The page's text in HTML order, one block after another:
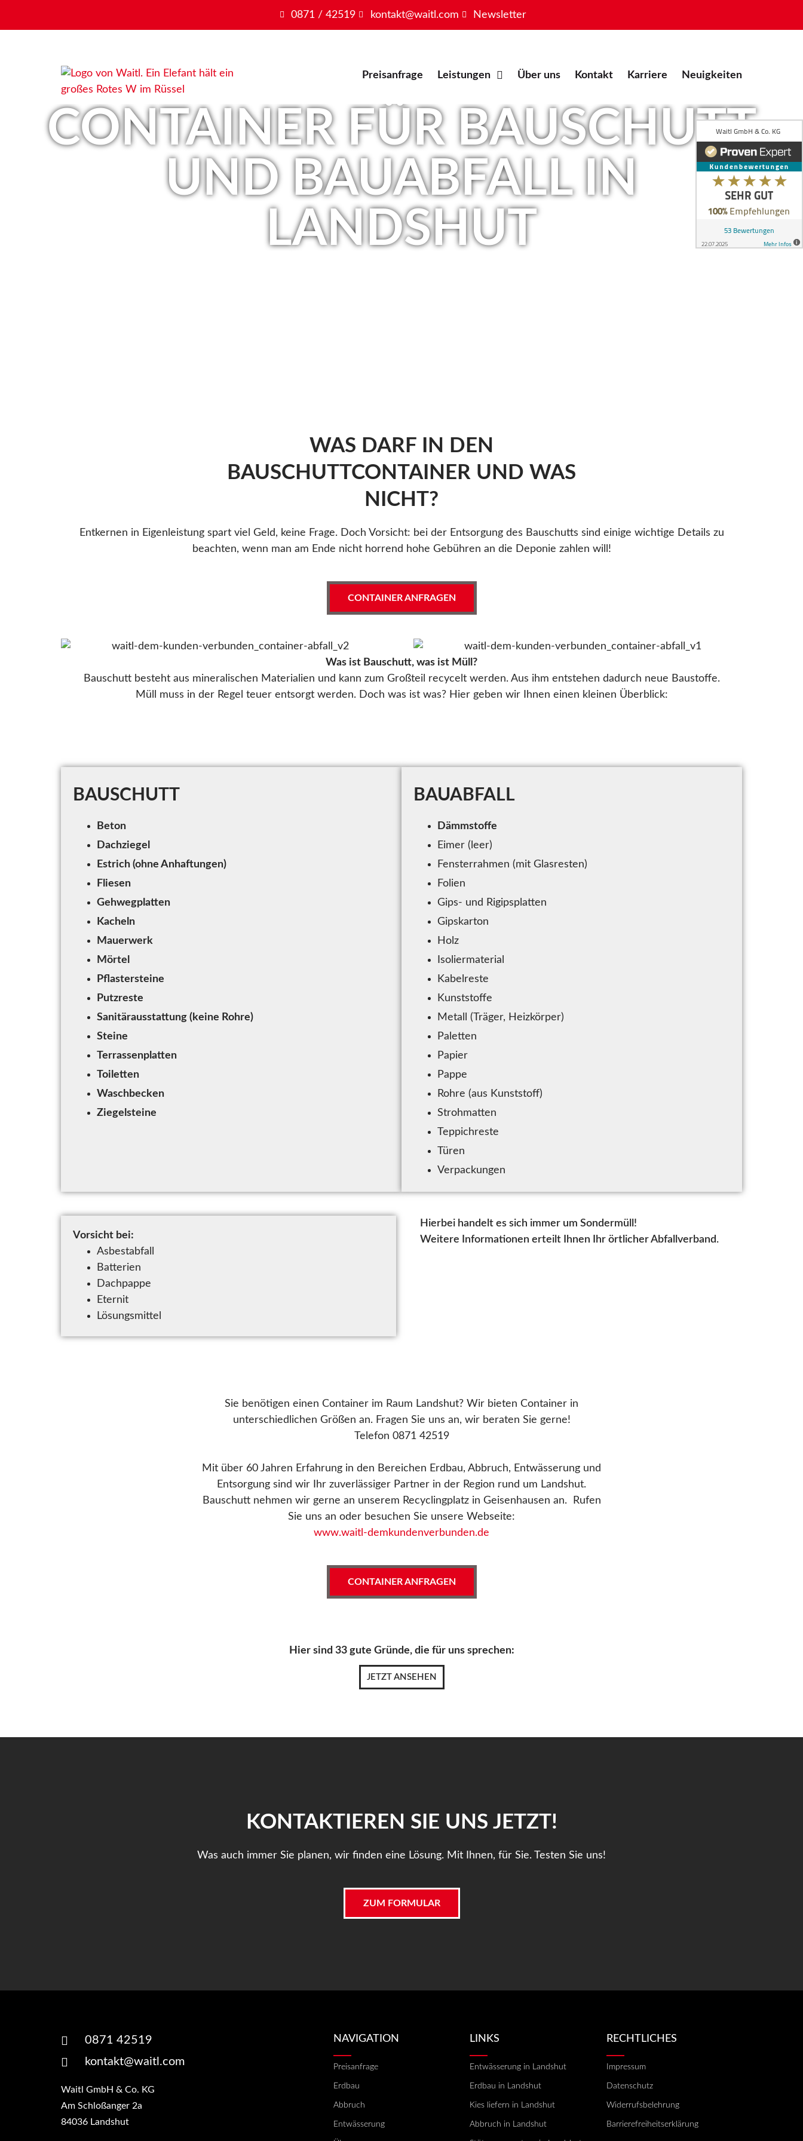
0871 / 42519 kontakt@waitl.com Newsletter
Preisanfrage Leistungen Über uns Kontakt Karriere Neuigkeiten
CONTAINER FÜR BAUSCHUTT
UND BAUABFALL IN
LANDSHUT
WAS DARF IN DEN
BAUSCHUTTCONTAINER UND WAS
NICHT?
Entkernen in Eigenleistung spart viel Geld, keine Frage. Doch Vorsicht: bei der Entsorgung des Bauschutts sind einige wichtige Details zu
beachten, wenn man am Ende nicht horrend hohe Gebühren an die Deponie zahlen will!
CONTAINER ANFRAGEN
Was ist Bauschutt, was ist Müll?
Bauschutt besteht aus mineralischen Materialien und kann zum Großteil recycelt werden. Aus ihm entstehen dadurch neue Baustoffe.
Müll muss in der Regel teuer entsorgt werden. Doch was ist was? Hier geben wir Ihnen einen kleinen Überblick:
BAUSCHUTT
Beton
Dachziegel
Estrich (ohne Anhaftungen)
Fliesen
Gehwegplatten
Kacheln
Mauerwerk
Mörtel
Pflastersteine
Putzreste
Sanitärausstattung (keine Rohre)
Steine
Terrassenplatten
Toiletten
Waschbecken
Ziegelsteine
BAUABFALL
Dämmstoffe
Eimer (leer)
Fensterrahmen (mit Glasresten)
Folien
Gips- und Rigipsplatten
Gipskarton
Holz
Isoliermaterial
Kabelreste
Kunststoffe
Metall (Träger, Heizkörper)
Paletten
Papier
Pappe
Rohre (aus Kunststoff)
Strohmatten
Teppichreste
Türen
Verpackungen
Vorsicht bei:
Asbestabfall
Batterien
Dachpappe
Eternit
Lösungsmittel
Hierbei handelt es sich immer um Sondermüll!
Weitere Informationen erteilt Ihnen Ihr örtlicher Abfallverband.
Sie benötigen einen Container im Raum Landshut? Wir bieten Container in
unterschiedlichen Größen an. Fragen Sie uns an, wir beraten Sie gerne!
Telefon 0871 42519
Mit über 60 Jahren Erfahrung in den Bereichen Erdbau, Abbruch, Entwässerung und
Entsorgung sind wir Ihr zuverlässiger Partner in der Region rund um Landshut.
Bauschutt nehmen wir gerne an unserem Recyclingplatz in Geisenhausen an. Rufen
Sie uns an oder besuchen Sie unsere Webseite:
www.waitl-demkundenverbunden.de
CONTAINER ANFRAGEN
Hier sind 33 gute Gründe, die für uns sprechen:
JETZT ANSEHEN
KONTAKTIEREN SIE UNS JETZT!
Was auch immer Sie planen, wir finden eine Lösung. Mit Ihnen, für Sie. Testen Sie uns!
ZUM FORMULAR
0871 42519
kontakt@waitl.com
Waitl GmbH & Co. KG
Am Schloßanger 2a
84036 Landshut
NAVIGATION
Preisanfrage
Erdbau
Abbruch
Entwässerung
LINKS
Entwässerung in Landshut
Erdbau in Landshut
Kies liefern in Landshut
Abbruch in Landshut
RECHTLICHES
Impressum
Datenschutz
Widerrufsbelehrung
Barrierefreiheitserklärung